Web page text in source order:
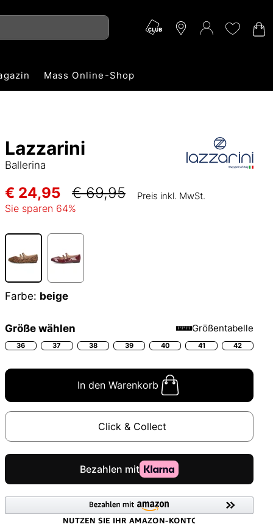
Mass Online-Shop
Lazzarini
Ballerina
€ 24,95 € 69,95 Preis inkl. MwSt.
Sie sparen 64%
Farbe: beige
Größe wählen Größentabelle
36 37 38 39 40 41 42
In den Warenkorb
Click & Collect